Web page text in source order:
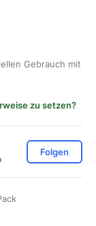
Gebrauch mit
zu setzen?
Folgen